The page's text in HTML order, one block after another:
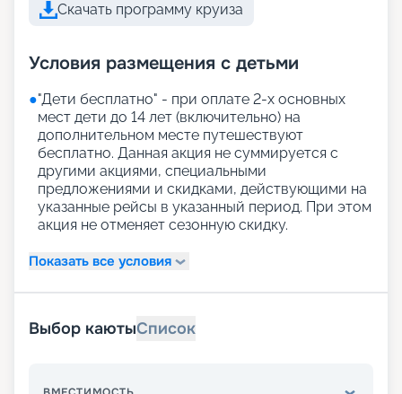
Скачать программу круиза
Условия размещения с детьми
●"Дети бесплатно" - при оплате 2-х основных
мест дети до 14 лет (включительно) на
дополнительном месте путешествуют
бесплатно. Данная акция не суммируется с
другими акциями, специальными
предложениями и скидками, действующими на
указанные рейсы в указанный период. При этом
акция не отменяет сезонную скидку.
Показать все условия
Выбор каютыСписок